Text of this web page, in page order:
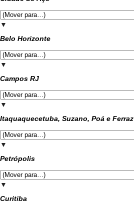
▼
Belo Horizonte
▼
Campos RJ
▼
Itaquaquecetuba, Suzano, Poá e Ferraz
▼
Petrópolis
▼
Curitiba